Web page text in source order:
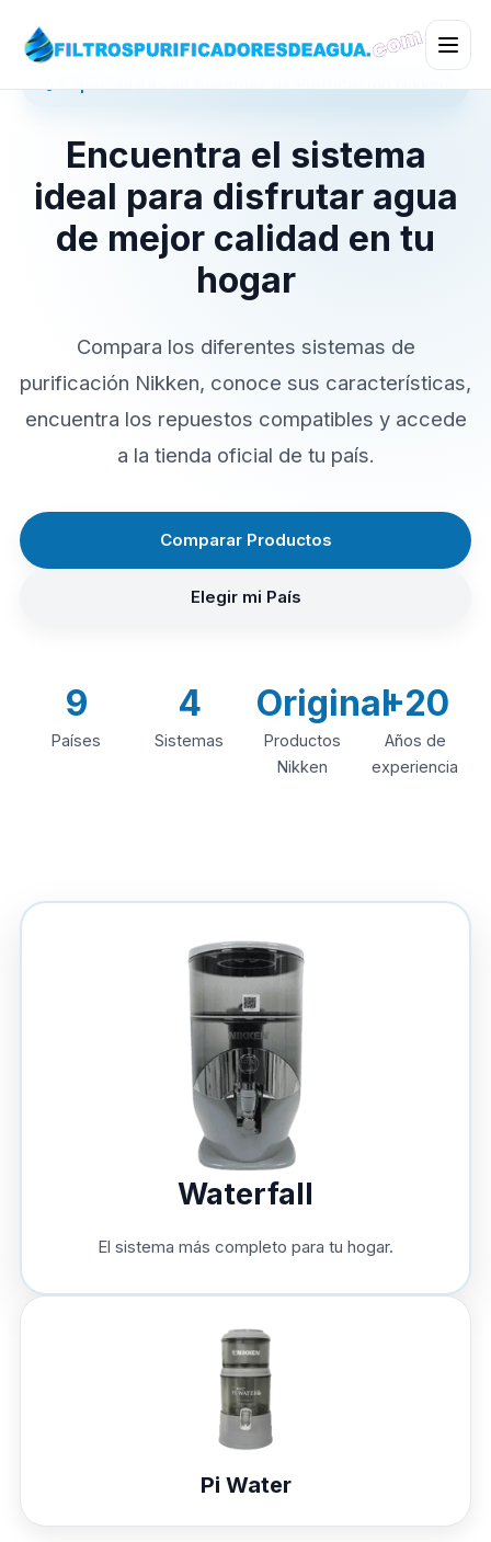
Encuentra el sistema
ideal para disfrutar agua
de mejor calidad en tu
hogar
Compara los diferentes sistemas de
purificación Nikken, conoce sus características,
encuentra los repuestos compatibles y accede
a la tienda oficial de tu país.
Comparar Productos
Elegir mi País
9
Países
4
Sistemas
Original
Productos
Nikken
+20
Años de
experiencia
Waterfall
El sistema más completo para tu hogar.
Pi Water